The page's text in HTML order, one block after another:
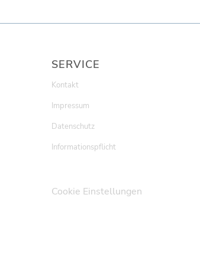
SERVICE
Kontakt
Impressum
Datenschutz
Informationspflicht
Cookie Einstellungen